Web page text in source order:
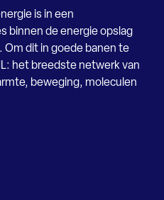
is in een
binnen de energie opslag
Om dit in goede banen te
het breedste netwerk van
beweging, moleculen